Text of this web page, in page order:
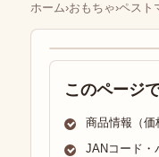
ホーム›おもちゃ›ペスト
このページ
商品情報（価
JANコード・